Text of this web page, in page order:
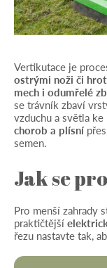
Vertikutace je
ostrými noži či
mech i odumřelé
se trávník zbaví
vzduchu a světla ke
chorob a plísnípřes
semen.
Jak se
Pro menší zahrady
praktičtější
řezu nastavte tak,